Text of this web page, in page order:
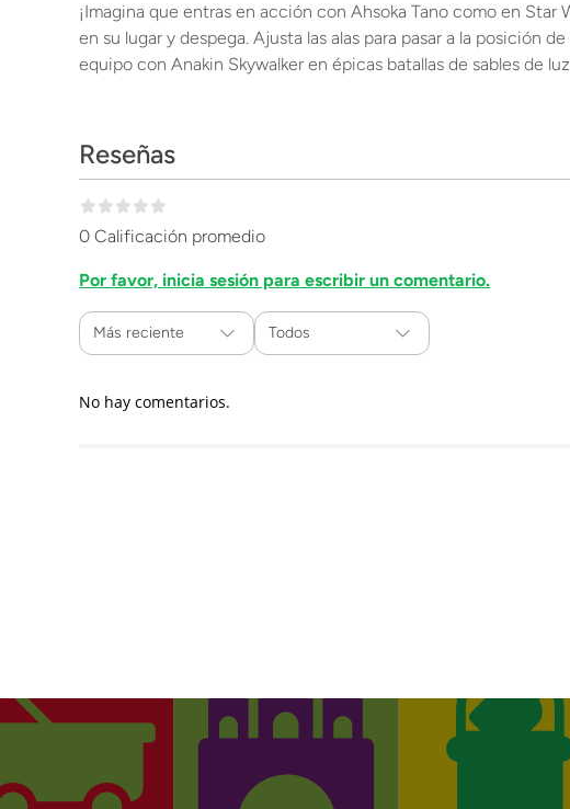
¡Imagina que entras en acción con Ahsoka Tano como en
en su lugar y despega. Ajusta las alas para pasar a la posición
equipo con Anakin Skywalker en épicas batallas de sables de
Reseñas
0 Calificación promedio
Por favor, inicia sesión para escribir un comentario.
Más reciente Todos
No hay comentarios.